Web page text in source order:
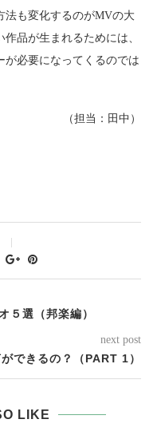
法も変化するのがMVの大
品が生まれるためには、
が必要になってくるのでは
（担当：田中）
５選（邦楽編）
next post
できるの？（PART 1）
LIKE